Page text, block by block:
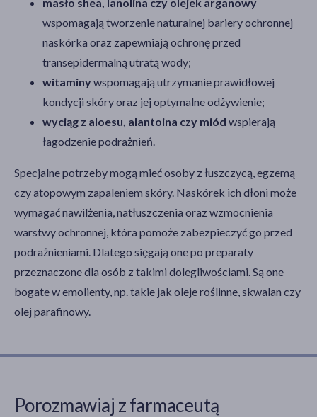
wspomagają tworzenie naturalnej bariery ochronnej
naskórka oraz zapewniają ochronę przed
transepidermalną utratą wody;
witaminywspomagają utrzymanie prawidłowej
kondycji skóry oraz jej optymalne odżywienie;
wyciąg z aloesu, alantoina czy miód wspierają
łagodzenie podrażnień.
Specjalne potrzeby mogą mieć osoby z łuszczycą, egzemą
czy atopowym zapaleniem skóry. Naskórek ich dłoni może
wymagać nawilżenia, natłuszczenia oraz wzmocnienia
warstwy ochronnej, która pomoże zabezpieczyć go przed
podrażnieniami. Dlatego sięgają one po preparaty
przeznaczone dla osób z takimi dolegliwościami. Są one
bogate w emolienty, np. takie jak oleje roślinne, skwalan czy
olej parafinowy.
Porozmawiaj z farmaceutą